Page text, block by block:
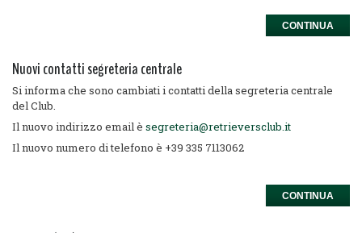
CONTINUA
Nuovi contatti segreteria centrale
Si informa che sono cambiati i contatti della segreteria centrale
del Club.
Il nuovo indirizzo email è segreteria@retrieversclub.it
Il nuovo numero di telefono è +39 335 7113062
CONTINUA